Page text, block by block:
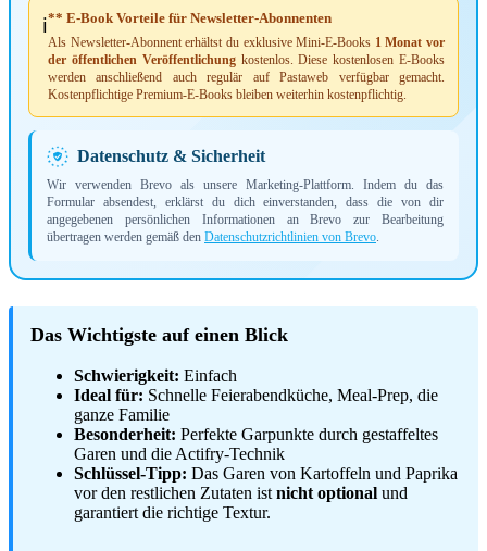
ℹ️** E-Book Vorteile für Newsletter-Abonnenten
Als Newsletter-Abonnent erhältst du exklusive Mini-E-Books 1 Monat vor
der öffentlichen Veröffentlichungkostenlos. Diese kostenlosen E-Books
werden anschließend auch regulär auf Pastaweb verfügbar gemacht.
Kostenpflichtige Premium-E-Books bleiben weiterhin kostenpflichtig.
Datenschutz & Sicherheit
Wir verwenden Brevo als unsere Marketing-Plattform. Indem du das
Formular absendest, erklärst du dich einverstanden, dass die von dir
angegebenen persönlichen Informationen an Brevo zur Bearbeitung
übertragen werden gemäß den Datenschutzrichtlinien von Brevo.
Das Wichtigste auf einen Blick
Schwierigkeit: Einfach
Ideal für: Schnelle Feierabendküche, Meal-Prep, die
ganze Familie
Besonderheit: Perfekte Garpunkte durch gestaffeltes
Garen und die Actifry-Technik
Schlüssel-Tipp: Das Garen von Kartoffeln und Paprika
vor den restlichen Zutaten ist nicht optional und
garantiert die richtige Textur.